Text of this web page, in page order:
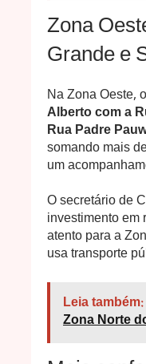
Zona
Grande e
Na Zona Oeste,
Alberto com a
Rua Padre
somando mais
um
O secretário de
investimento
atento para a
usa transporte
Leia também:
Zona Norte